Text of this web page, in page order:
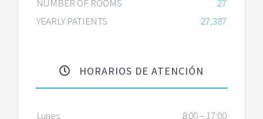
NUMBER OF ROOMS
27
YEARLY PATIENTS
27,387
HORARIOS DE ATENCIÓN
Lunes 8:00 – 17:00